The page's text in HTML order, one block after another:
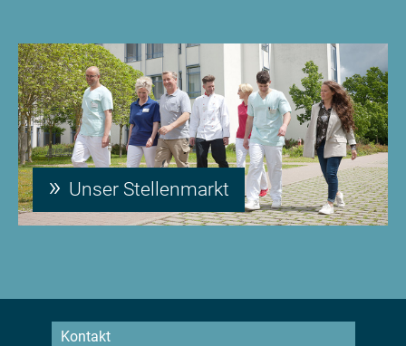
Unser Stellenmarkt
Kontakt